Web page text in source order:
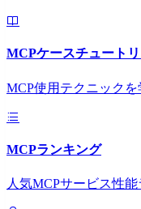
MCPケースチュート
MCP使用テクニック
MCPランキング
人気MCPサービス性